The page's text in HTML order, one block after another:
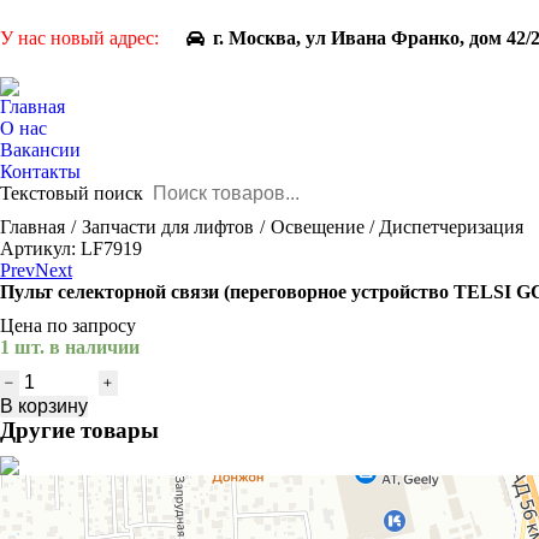
У нас новый адрес: г. Москва, ул Ивана Франко, дом 42/2
Главная
О нас
Вакансии
Контакты
Текстовый поиск
You are here:
Главная Запчасти для лифтов
Освещение / Диспетчеризация
Артикул: LF7919
PrevNext
Пульт селекторной связи (переговорное устройство TELSI
Цена по запросу
1 шт. в наличии
Количество
товара
Пульт
селекторной
связи
(переговорное
устройство
TELSI
В корзину
Другие товары